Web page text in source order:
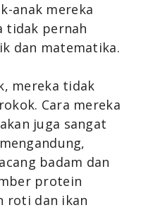
anak mereka
tidak pernah
dan matematika.
mereka tidak
Cara mereka
juga sangat
badam dan
protein
roti dan ikan